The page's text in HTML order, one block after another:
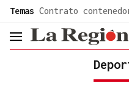
Temas Contrato
header.menu.open